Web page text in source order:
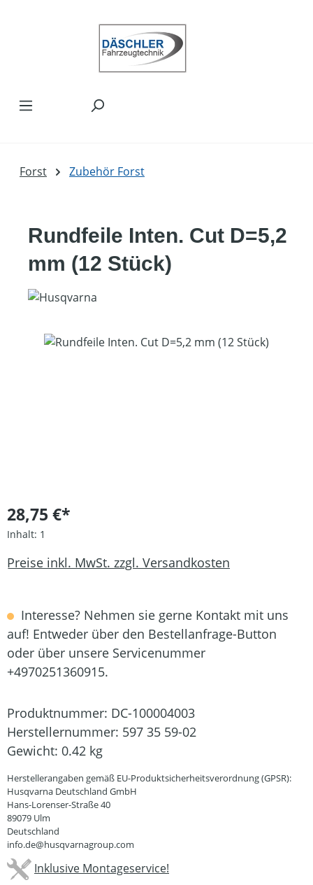
Forst Zubehör Forst
Rundfeile Inten. Cut D=5,2
mm (12 Stück)
Bildergalerie überspringen
28,75 €*
Inhalt: 1
Preise inkl. MwSt. zzgl. Versandkosten
Interesse? Nehmen sie gerne Kontakt mit uns
auf! Entweder über den Bestellanfrage-Button
oder über unsere Servicenummer
+4970251360915.
Produktnummer: DC-100004003
Herstellernummer: 597 35 59-02
Gewicht: 0.42 kg
Herstellerangaben gemäß EU-Produktsicherheitsverordnung (GPSR):
Husqvarna Deutschland GmbH
Hans-Lorenser-Straße 40
89079 Ulm
Deutschland
info.de@husqvarnagroup.com
Inklusive Montageservice!